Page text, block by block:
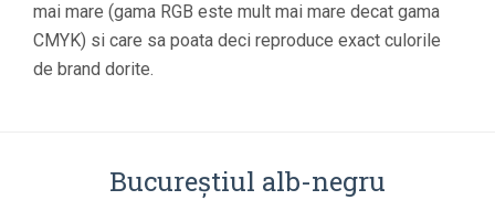
mai mare (gama RGB este mult mai mare decat gama
CMYK) si care sa poata deci reproduce exact culorile
de brand dorite.
Bucureştiul alb-negru